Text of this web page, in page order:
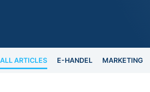
ALL ARTICLES E-HANDEL MARKETING